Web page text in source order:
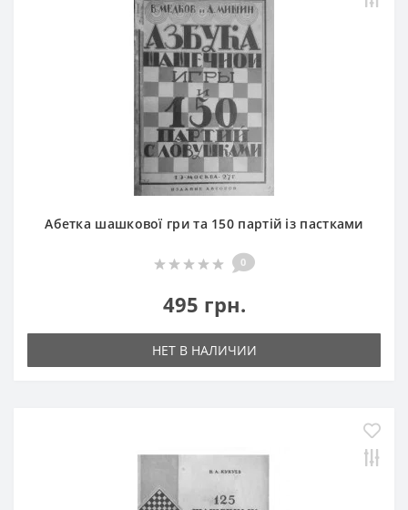
Абетка шашкової гри та 150 партій із пастками
0
495 грн.
НЕТ В НАЛИЧИИ